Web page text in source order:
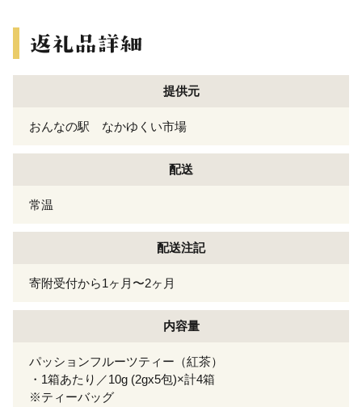
提供元
おんなの駅 なかゆくい市場
配送
常温
配送注記
寄附受付から1ヶ月〜2ヶ月
内容量
パッションフルーツティー（紅茶）
・1箱あたり／10g (2gx5包)×計4箱
※ティーバッグ